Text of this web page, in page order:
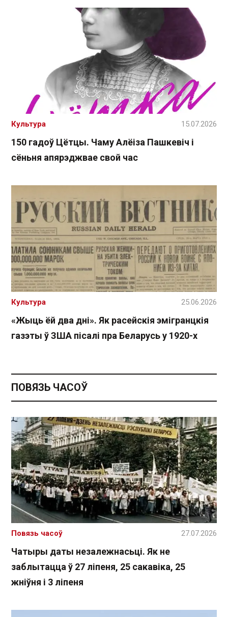
150 гадоў Цётцы. Чаму Алёіза Пашкевіч і
сёньня апярэджвае свой час
Культура 15.07.2026
«Жыць ёй два дні». Як расейскія эмігранцкія
газэты ў ЗША пісалі пра Беларусь у 1920-х
Культура 25.06.2026
ПОВЯЗЬ ЧАСОЎ
Чатыры даты незалежнасьці. Як не
заблытацца ў 27 ліпеня, 25 сакавіка, 25
жніўня і 3 ліпеня
Повязь часоў 27.07.2026